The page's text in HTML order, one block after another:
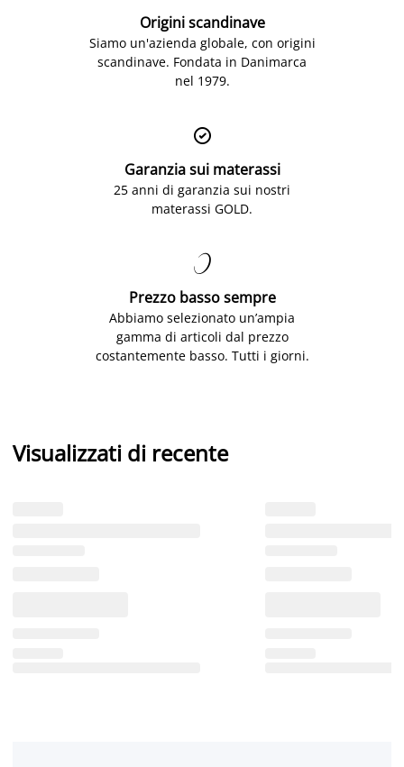
Origini scandinave
Siamo un'azienda globale, con origini
scandinave. Fondata in Danimarca
nel 1979.

Garanzia sui materassi
25 anni di garanzia sui nostri
materassi GOLD.

Prezzo basso sempre
Abbiamo selezionato un’ampia
gamma di articoli dal prezzo
costantemente basso. Tutti i giorni.
Visualizzati di recente